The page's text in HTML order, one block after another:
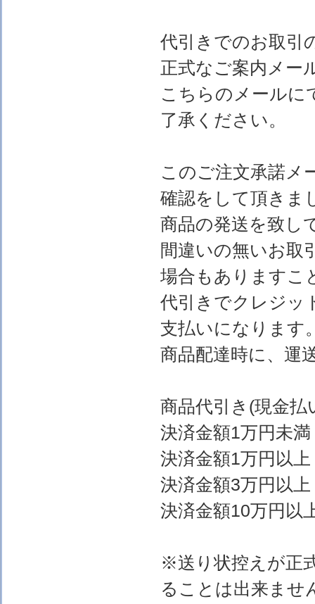
代引きでのお取引
正式なご案内メー
こちらのメールに
了承ください。
このご注文承諾メ
確認をして頂きま
商品の発送を致し
間違いの無いお取
場合もありますこ
代引きでクレジッ
支払いになります
商品配達時に、運
商品代引き(現金
決済金額1万
決済金額1万円以
決済金額3万円以
決済金額10万円以
※送り状控えが正
ることは出来ませ